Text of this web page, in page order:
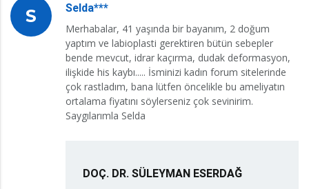
S Selda***
Merhabalar, 41 yaşında bir bayanım, 2 doğum
yaptım ve labioplasti gerektiren bütün sebepler
bende mevcut, idrar kaçırma, dudak deformasyon,
ilişkide his kaybı..... İsminizi kadın forum sitelerinde
çok rastladım, bana lütfen öncelikle bu ameliyatın
ortalama fiyatını söylerseniz çok sevinirim.
Saygılarımla Selda
DOÇ. DR. SÜLEYMAN ESERDAĞ